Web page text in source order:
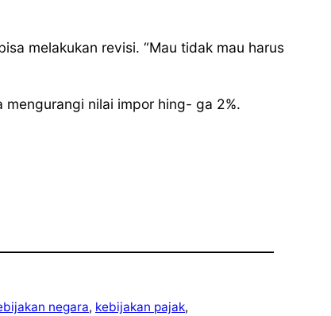
melakukan revisi. “Mau tidak mau harus
mengurangi nilai impor hing- ga 2%.
negara, kebijakan pajak